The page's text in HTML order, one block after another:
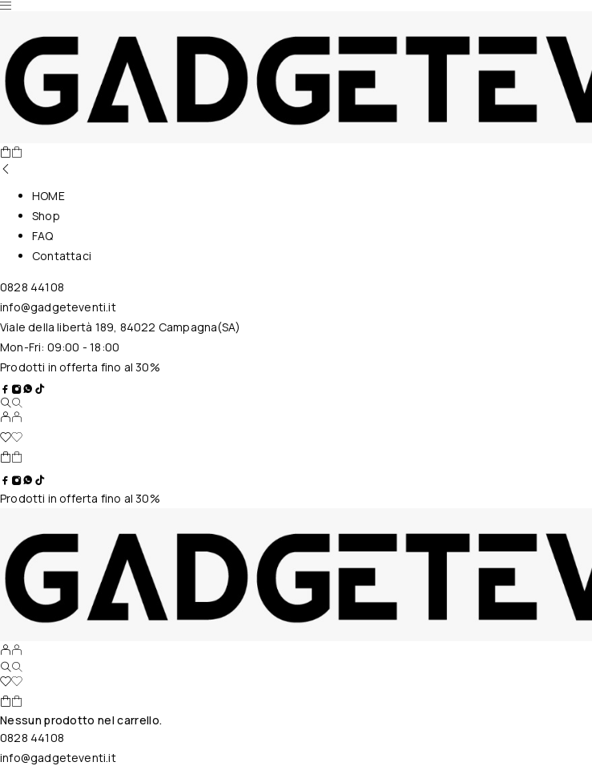
Nessun prodotto nel carrello.
HOME
Shop
FAQ
Contattaci
0828 44108
info@gadgeteventi.it
Viale della libertà 189, 84022 Campagna(SA)
Mon-Fri: 09:00 - 18:00
Prodotti in offerta fino al 30%
Prodotti in offerta fino al 30%
Nessun prodotto nel carrello.
0828 44108
info@gadgeteventi.it